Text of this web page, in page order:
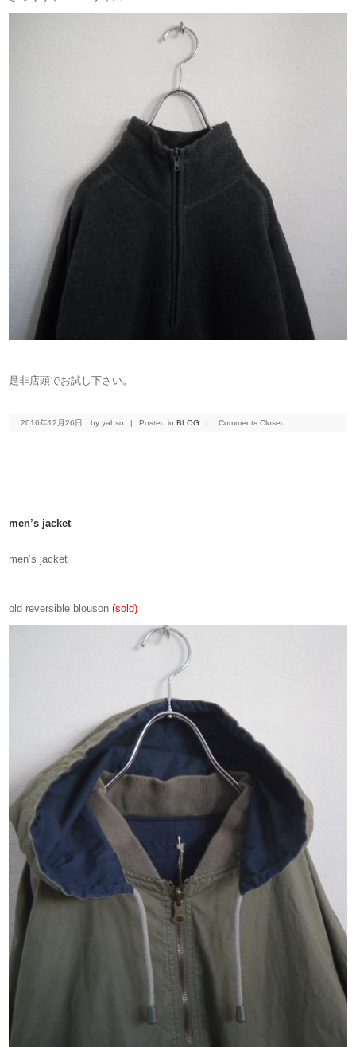
是非店頭でお試し下さい。
2016年12月26日 by yahso | Posted inBLOG | Comments Closed
men’s jacket
men’s jacket
old reversible blouson(sold)